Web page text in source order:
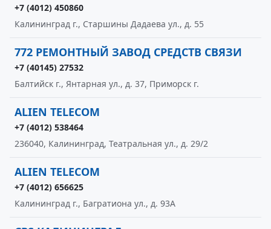
+7 (4012) 450860
Калининград г., Старшины Дадаева ул., д. 55
772 РЕМОНТНЫЙ ЗАВОД СРЕДСТВ СВЯЗИ
+7 (40145) 27532
Балтийск г., Янтарная ул., д. 37, Приморск г.
ALIEN TELECOM
+7 (4012) 538464
236040, Калининград, Театральная ул., д. 29/2
ALIEN TELECOM
+7 (4012) 656625
Калининград г., Багратиона ул., д. 93А